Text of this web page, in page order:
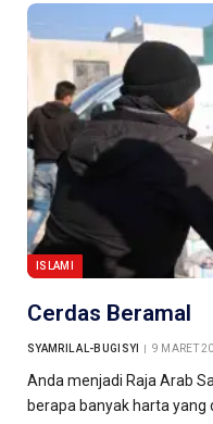
ISLAMI
Cerdas Beramal
SYAMRIL AL-BUGISYI 9 MARET
Anda menjadi Raja Arab
berapa banyak harta yang